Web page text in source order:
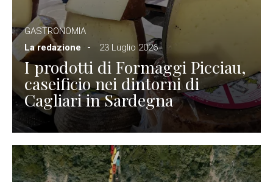
GASTRONOMIA
La redazione
23 Luglio 2026
I prodotti di Formaggi Picciau,
caseificio nei dintorni di
Cagliari in Sardegna